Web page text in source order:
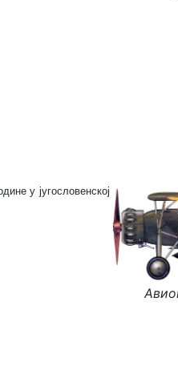
у југословенској